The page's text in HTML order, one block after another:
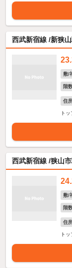
西武新宿線 /新狭
敷/
階
住
ト
西武新宿線 /狭山
敷/
階
住
ト